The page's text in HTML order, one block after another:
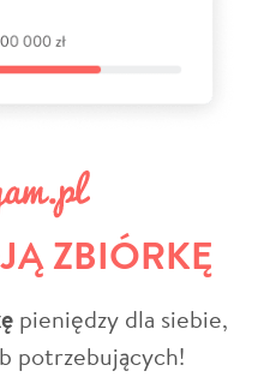
ZBIÓRKĘ
pieniędzy dla siebie,
potrzebujących!